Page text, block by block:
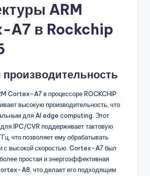
ARM
A7 в Rockchip
Cortex-A7 в процессоре ROCKCHIP
высокую производительность, что
для AI edge computing. Этот
IPC/CVR поддерживает тактовую
что позволяет ему обрабатывать
с высокой скоростью. Cortex-A7 был
простая и энергоэффективная
A8, что делает его подходящим